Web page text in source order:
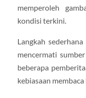
memperoleh
kondisi terkini.
Langkah
mencermati
beberapa
kebiasaan